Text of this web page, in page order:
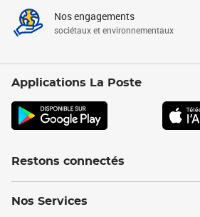
Nos engagements
sociétaux et environnementaux
Applications La Poste
Restons connectés
Nos Services